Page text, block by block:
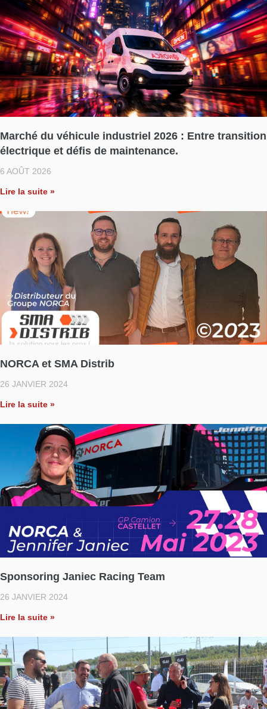
Marché du véhicule industriel 2026 : Entre transition
électrique et défis de maintenance.
6 AOÛT 2026
Lire la suite »
NORCA et SMA Distrib
26 JANVIER 2024
Lire la suite »
Sponsoring Janiec Racing Team
26 JANVIER 2024
Lire la suite »